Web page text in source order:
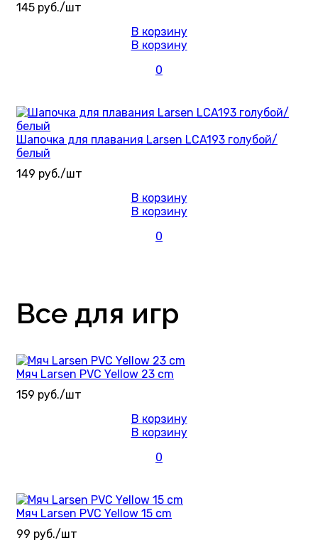
145 руб./шт
В корзину
В корзину
0
Шапочка для плавания Larsen LCA193 голубой/
белый
149 руб./шт
В корзину
В корзину
0
Все для игр
Мяч Larsen PVC Yellow 23 cm
159 руб./шт
В корзину
В корзину
0
Мяч Larsen PVC Yellow 15 cm
99 руб./шт